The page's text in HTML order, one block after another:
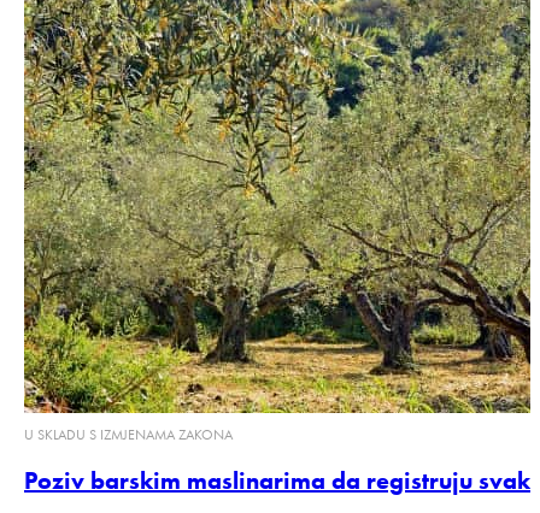
U SKLADU S IZMJENAMA ZAKONA
Poziv barskim maslinarima da registruju